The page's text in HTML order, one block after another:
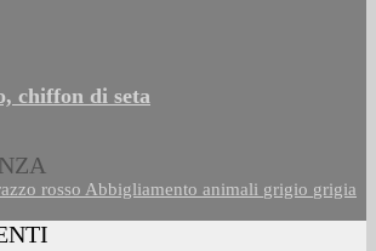
chiffon di seta
rosso Abbigliamento animali grigio grigia